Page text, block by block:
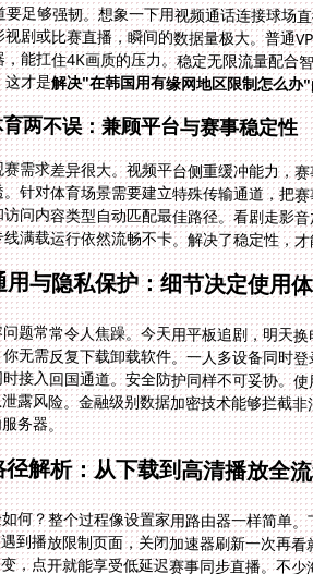
要足够强韧。想象一下用视频通话连接球
视剧或比赛直播，瞬间的数据量极大。普通
，能扛住4K画质的压力。稳定无限流量配合
这才是解决"在韩国用有缘网地区限制怎么办
两不误：兼顾平台与赛事稳定性
需求差异很大。视频平台侧重缓冲能力，
针对体育场景需要建立特殊传输通道，把
问内容类型自动匹配最佳路径。看剧走影
满载运行依然流畅不卡。解决了稳定性，
用与隐私保护：细节决定使用
题常常令人焦躁。今天用平板追剧，明天
无需反复下载卸载软件。一人多设备同时
接入回国通道。安全防护同样不可妥协。
露风险。金融级别数据加密技术能够拦截
务器。
解析：从下载到高清播放全
何？整个过程像设置家用路由器一样简单
到播放限制页面，关闭加速器刷新一次再
，点开就能享受低延迟赛事同步直播。不